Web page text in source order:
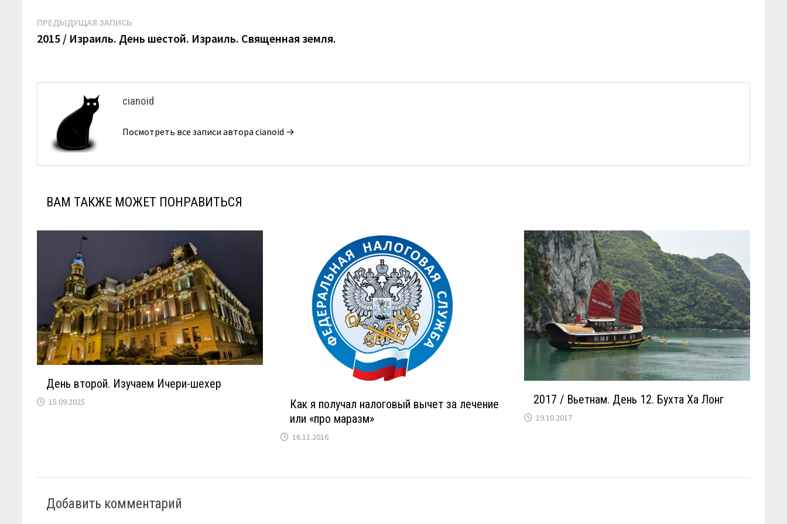
Навигация
по
ПРЕДЫДУЩАЯ ЗАПИСЬ
запись:
2015 / Израиль. День шестой. Израиль. Священная земля.
cianoid
Посмотреть все записи автора cianoid →
ВАМ ТАКЖЕ МОЖЕТ ПОНРАВИТЬСЯ
День второй. Изучаем Ичери-шехер
15.09.2025
Как я получал налоговый вычет за лечение
или «про маразм»
16.11.2016
2017 / Вьетнам. День 12. Бухта Ха Лонг
19.10.2017
Добавить комментарий